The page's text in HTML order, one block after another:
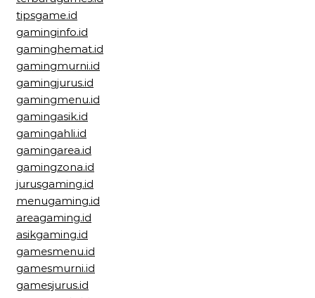
tipsgame.id
gaminginfo.id
gaminghemat.id
gamingmurni.id
gamingjurus.id
gamingmenu.id
gamingasik.id
gamingahli.id
gamingarea.id
gamingzona.id
jurusgaming.id
menugaming.id
areagaming.id
asikgaming.id
gamesmenu.id
gamesmurni.id
gamesjurus.id